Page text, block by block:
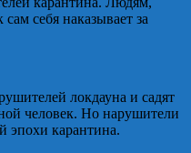
себя наказывает за
локдауна и садят
человек. Но нарушители
эпохи карантина.